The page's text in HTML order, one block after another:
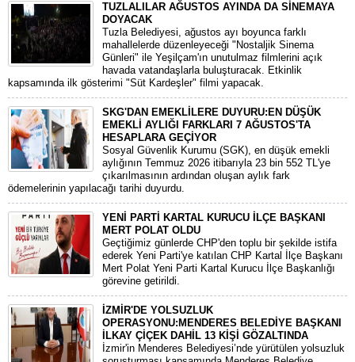
TUZLALILAR AĞUSTOS AYINDA DA SİNEMAYA
DOYACAK
Tuzla Belediyesi, ağustos ayı boyunca farklı
mahallelerde düzenleyeceği "Nostaljik Sinema
Günleri" ile Yeşilçam'ın unutulmaz filmlerini açık
havada vatandaşlarla buluşturacak. Etkinlik
kapsamında ilk gösterimi "Süt Kardeşler" filmi yapacak.
SKG'DAN EMEKLİLERE DUYURU:EN DÜŞÜK
EMEKLİ AYLIĞI FARKLARI 7 AĞUSTOS'TA
HESAPLARA GEÇİYOR
​Sosyal Güvenlik Kurumu (SGK), en düşük emekli
aylığının Temmuz 2026 itibarıyla 23 bin 552 TL'ye
çıkarılmasının ardından oluşan aylık fark
ödemelerinin yapılacağı tarihi duyurdu.
YENİ PARTİ KARTAL KURUCU İLÇE BAŞKANI
MERT POLAT OLDU
Geçtiğimiz günlerde CHP'den toplu bir şekilde istifa
ederek Yeni Parti'ye katılan CHP Kartal İlçe Başkanı
Mert Polat Yeni Parti Kartal Kurucu İlçe Başkanlığı
görevine getirildi.
İZMİR'DE YOLSUZLUK
OPERASYONU:MENDERES BELEDİYE BAŞKANI
İLKAY ÇİÇEK DAHİL 13 KİŞİ GÖZALTINDA
​İzmir'in Menderes Belediyesi’nde yürütülen yolsuzluk